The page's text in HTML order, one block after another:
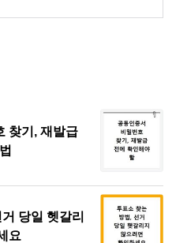
찾기, 재발급
당일 헷갈리
요